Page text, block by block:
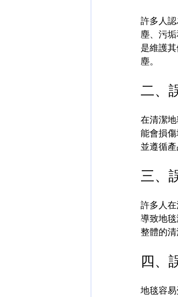
許多人
塵、污
是維護
塵。
二、
在清潔
能會損
並遵循
三、
許多人
導致地
整體的清
四、
地毯容